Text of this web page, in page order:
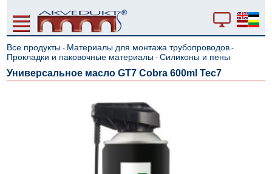
Все продукты - Материалы для монтажа трубопроводов -
Прокладки и паковочные материалы -Силиконы и пены
Универсальное масло GT7 Cobra 600ml Tec7